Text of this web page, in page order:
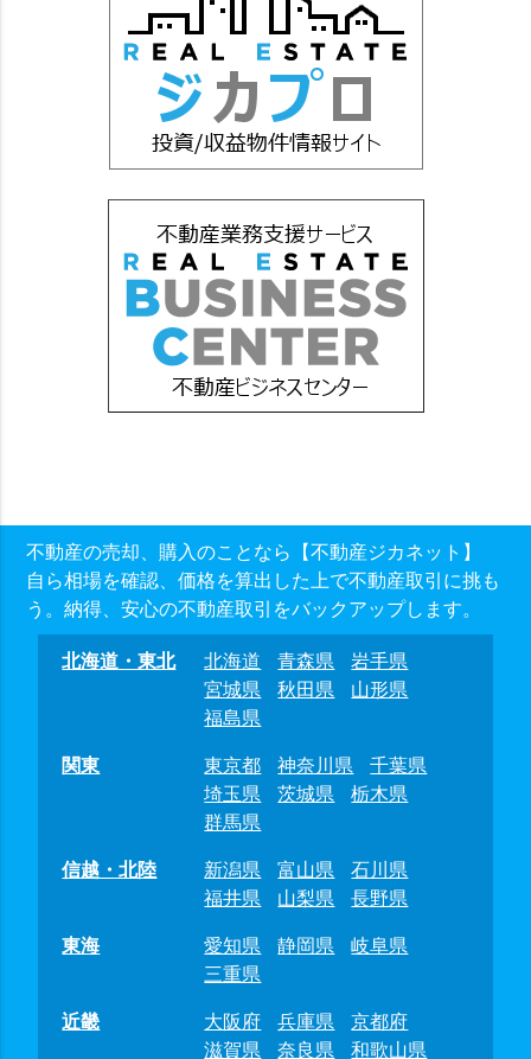
不動産の売却、購入のことなら【不動産ジカネット】
自ら相場を確認、価格を算出した上で不動産取引に挑も
う。納得、安心の不動産取引をバックアップします。
北海道・東北 北海道 青森県
岩手県
宮城県
秋田県
山形県
福島県
関東
東京都 神奈川県
千葉県
埼玉県
茨城県
栃木県
群馬県
信越・北陸
新潟県 富山県
石川県
福井県
山梨県
長野県
東海
愛知県 静岡県
岐阜県
三重県
近畿
大阪府 兵庫県
京都府
滋賀県
奈良県 和歌山県